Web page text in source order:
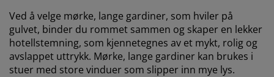
Ved å velge mørke, lange gardiner, som hviler på
gulvet, binder du rommet sammen og skaper en lekker
hotellstemning, som kjennetegnes av et mykt, rolig og
avslappet uttrykk. Mørke, lange gardiner kan brukes i
stuer med store vinduer som slipper inn mye lys.